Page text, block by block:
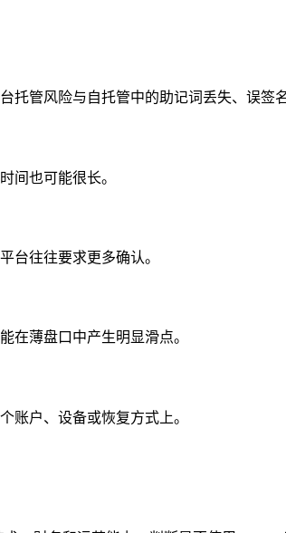
管风险与自托管中的助记词丢失、误签
间也可能很长。
台往往要求更多确认。
在薄盘口中产生明显滑点。
账户、设备或恢复方式上。